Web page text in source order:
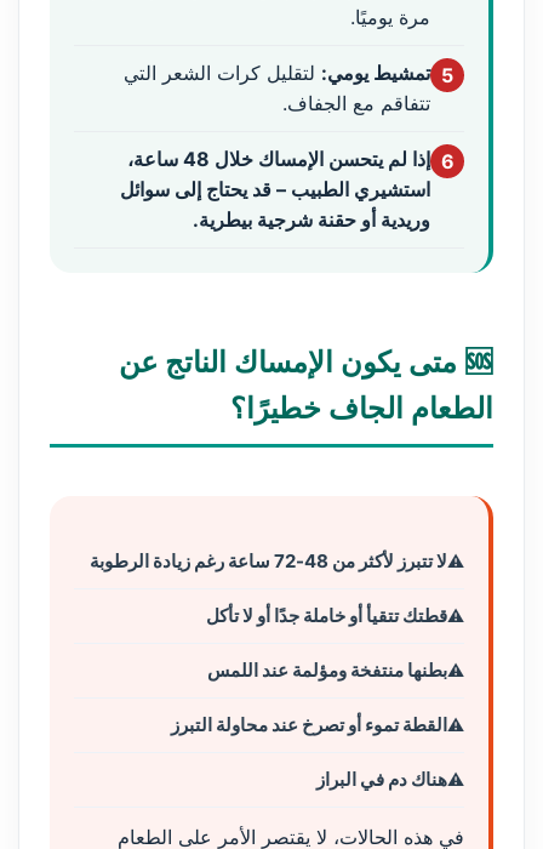
مرة يوميًا.
5 تمشيط يومي: لتقليل كرات الشعر التي
تتفاقم مع الجفاف.
6
إذا لم يتحسن الإمساك خلال 48 ساعة،
استشيري الطبيب – قد يحتاج إلى سوائل
وريدية أو حقنة شرجية بيطرية.
🆘 متى يكون الإمساك الناتج عن
الطعام الجاف خطيرًا؟
لا تتبرز لأكثر من 48-72 ساعة رغم زيادة الرطوبة
قطتك تتقيأ أو خاملة جدًا أو لا تأكل
بطنها منتفخة ومؤلمة عند اللمس
القطة تموء أو تصرخ عند محاولة التبرز
هناك دم في البراز
في هذه الحالات، لا يقتصر الأمر على الطعام